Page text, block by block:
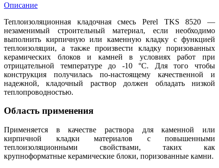
Описание
Теплоизоляционная кладочная смесь Perel TKS 8520 —
незаменимый строительный материал, если необходимо
выполнить кирпичную или каменную кладку с функцией
теплоизоляции, а также произвести кладку поризованных
керамических блоков и камней в условиях работ при
отрицательной температуре до -10 °С. Для того чтобы
конструкция получилась по-настоящему качественной и
надежной, кладочный раствор должен обладать низкой
теплопроводностью.
Область применения
Применяется в качестве раствора для каменной или
кирпичной кладки материалов с повышенными
теплоизоляционными свойствами, таких как
крупноформатные керамические блоки, поризованные камни.